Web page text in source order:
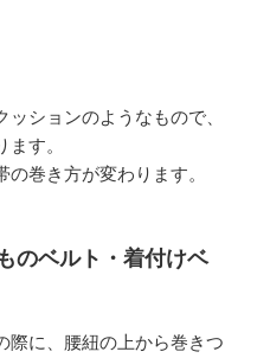
ションのようなもので、
す。
巻き方が変わります。
のベルト・着付けベ
際に、腰紐の上から巻きつ